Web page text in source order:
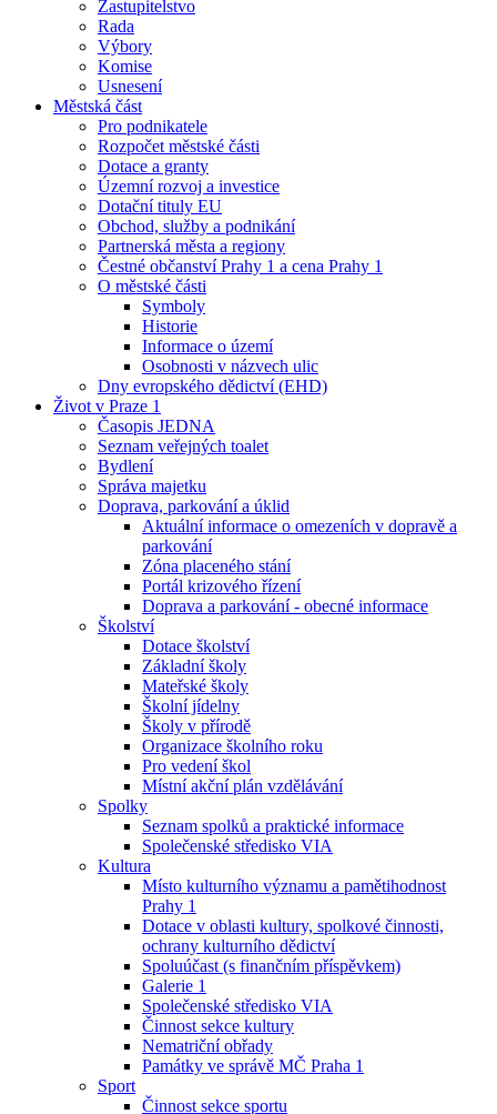
Zastupitelstvo
Rada
Výbory
Komise
Usnesení
Městská část
Pro podnikatele
Rozpočet městské části
Dotace a granty
Územní rozvoj a investice
Dotační tituly EU
Obchod, služby a podnikání
Partnerská města a regiony
Čestné občanství Prahy 1 a cena Prahy 1
O městské části
Symboly
Historie
Informace o území
Osobnosti v názvech ulic
Dny evropského dědictví (EHD)
Život v Praze 1
Časopis JEDNA
Seznam veřejných toalet
Bydlení
Správa majetku
Doprava, parkování a úklid
Aktuální informace o omezeních v dopravě a
parkování
Zóna placeného stání
Portál krizového řízení
Doprava a parkování - obecné informace
Školství
Dotace školství
Základní školy
Mateřské školy
Školní jídelny
Školy v přírodě
Organizace školního roku
Pro vedení škol
Místní akční plán vzdělávání
Spolky
Seznam spolků a praktické informace
Společenské středisko VIA
Kultura
Místo kulturního významu a pamětihodnost
Prahy 1
Dotace v oblasti kultury, spolkové činnosti,
ochrany kulturního dědictví
Spoluúčast (s finančním příspěvkem)
Galerie 1
Společenské středisko VIA
Činnost sekce kultury
Nematriční obřady
Památky ve správě MČ Praha 1
Sport
Činnost sekce sportu